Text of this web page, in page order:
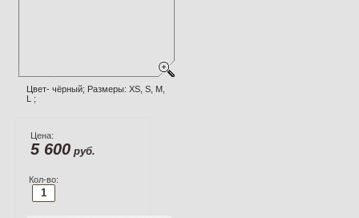
Цвет- чёрный; Размеры: XS, S, M,
L ;
Цена:
5 600 руб.
Кол-во: